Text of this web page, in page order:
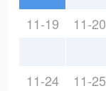
11-19 11-20
11-24 11-25